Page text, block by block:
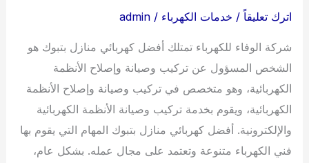
اترك تعليقاً / خدمات الكهرباء /
admin
شركة الوفاء للكهرباء تمتلك أفضل كهربائي منازل بتبوك هو
الشخص المسؤول عن تركيب وصيانة وإصلاح الأنظمة
الكهربائية، وهو متخصص في تركيب وصيانة وإصلاح الأنظمة
الكهربائية، ويقوم بخدمة تركيب وصيانة الأنظمة الكهربائية
والإلكترونية. أفضل كهربائي منازل بتبوك المهام التي يقوم بها
فني الكهرباء متنوعة وتعتمد على مجال عمله. بشكل عام،